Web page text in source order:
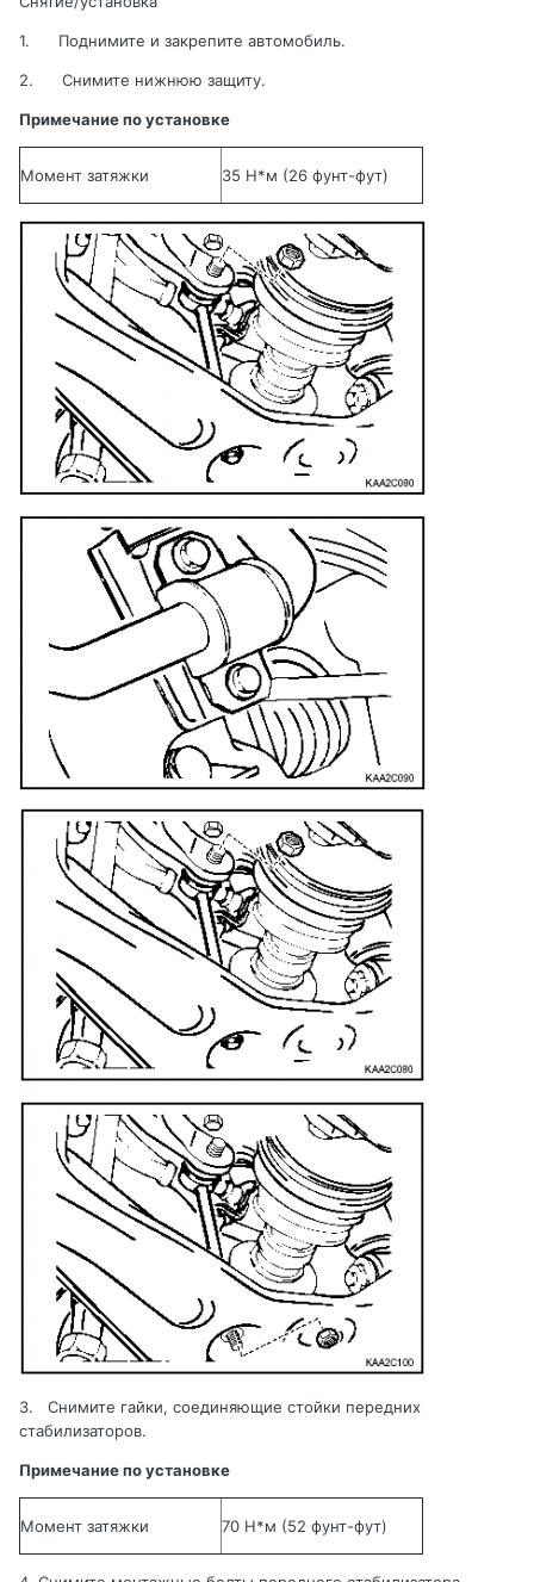
1. Поднимите и закрепите автомобиль.
2. Снимите нижнюю защиту.
Примечание по установке
Момент затяжки 35 Н*м (26 фунт-фут)
3.
Снимите гайки, соединяющие стойки передних
стабилизаторов.
Примечание по установке
Момент затяжки 70 Н*м (52 фунт-фут)